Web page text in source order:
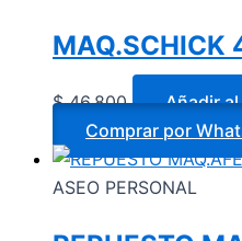
MAQ.SCHICK
$46.800
Añadir
Comprar por
ASEO PERSONAL